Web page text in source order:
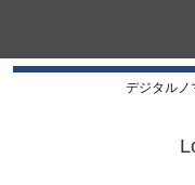
デジタルノ